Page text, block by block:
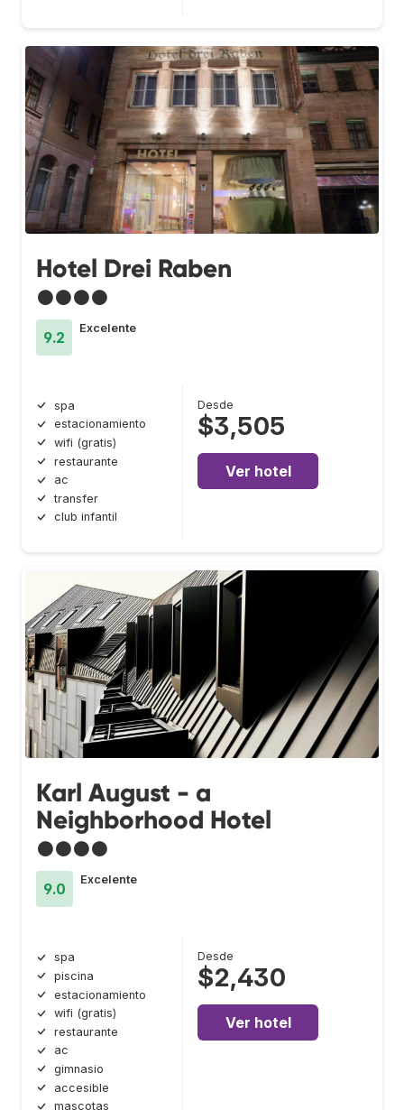
Hotel Drei Raben
●●●●
9.2
Excelente
spa
estacionamiento
wifi (gratis)
restaurante
ac
transfer
club infantil
Desde
$3,505
Ver hotel
Karl August - a
Neighborhood Hotel
●●●●
9.0
Excelente
spa
piscina
estacionamiento
wifi (gratis)
restaurante
ac
gimnasio
accesible
mascotas
Desde
$2,430
Ver hotel